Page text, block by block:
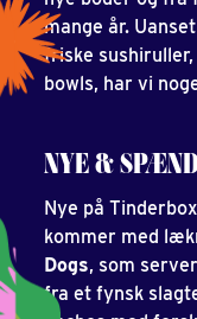
mange år.
friske
bowls, har vi
NYE &
Nye på
kommer med
Dogs, som
fra et fynsk